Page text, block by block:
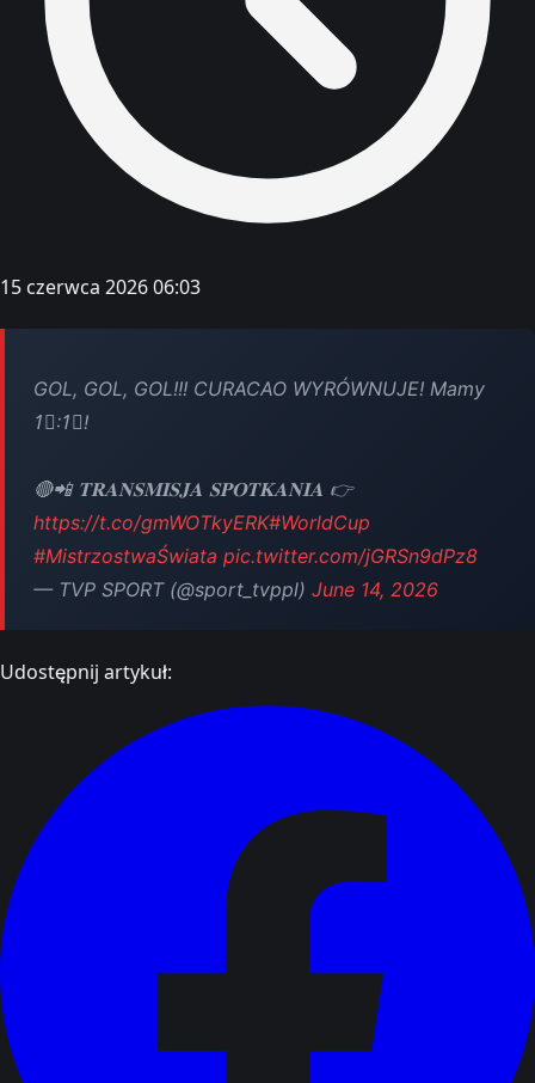
15 czerwca 2026 06:03
GOL, GOL, GOL!!! CURACAO WYRÓWNUJE! Mamy
1⃣:1⃣!
🔴📲 𝐓𝐑𝐀𝐍𝐒𝐌𝐈𝐒𝐉𝐀 𝐒𝐏𝐎𝐓𝐊𝐀𝐍𝐈𝐀 👉
https://t.co/gmWOTkyERK#WorldCup
#MistrzostwaŚwiata pic.twitter.com/jGRSn9dPz8
— TVP SPORT (@sport_tvppl) June 14, 2026
Udostępnij artykuł: